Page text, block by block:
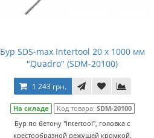
Бур SDS-max Intertool 20 х 1000 мм
"Quadro" (SDM-20100)
1 243 грн.
На складе Код товара: SDM-20100
Бур по бетону "Intertool", головка с
крестообразной режущей кромкой.